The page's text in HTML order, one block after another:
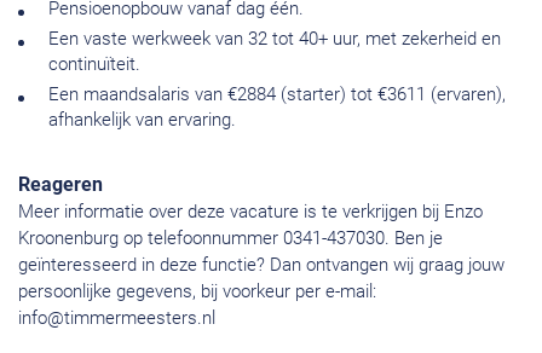
Pensioenopbouw vanaf dag één.
Een vaste werkweek van 32 tot 40+ uur, met zekerheid en
continuïteit.
Een maandsalaris van €2884 (starter) tot €3611 (ervaren),
afhankelijk van ervaring.
Reageren
Meer informatie over deze vacature is te verkrijgen bij Enzo
Kroonenburg op telefoonnummer 0341-437030. Ben je
geïnteresseerd in deze functie? Dan ontvangen wij graag jouw
persoonlijke gegevens, bij voorkeur per e-mail:
info@timmermeesters.nl